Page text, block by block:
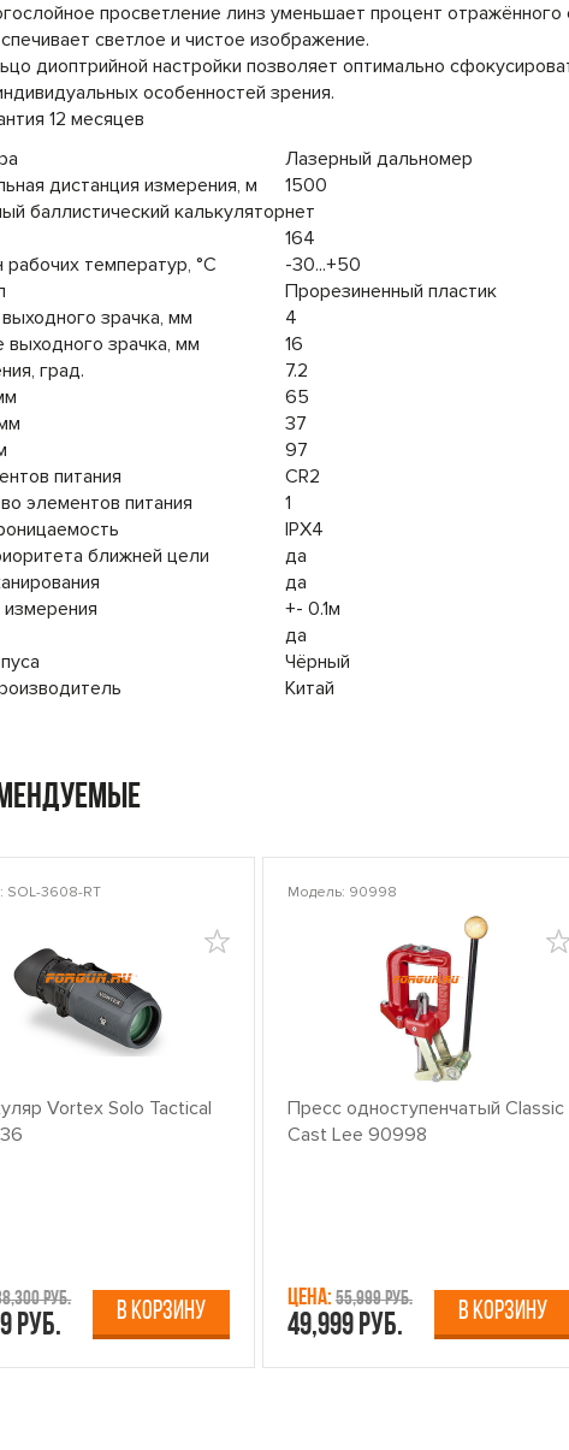
просветление линз уменьшает процент отражённого
светлое и чистое изображение.
диоптрийной настройки позволяет оптимально
особенностей зрения.
12 месяцев
Лазерный дальномер
дистанция измерения, м
1500
баллистический калькуляторнет
164
рабочих температур, °C
-30...+50
Прорезиненный пластик
зрачка, мм
4
выходного зрачка, мм
16
град.
7.2
65
37
97
питания
CR2
элементов питания
1
IPX4
ближней цели
да
да
измерения
+- 0.1м
да
Чёрный
Китай
SOL-3608-RT
Vortex Solo Tactical
руб.
руб. В КОРЗИНУ
Модель: 90998
Пресс одноступенчатый Classic
Cast Lee 90998
Цена: 55,999 руб.
49,999 руб. В КОРЗИНУ